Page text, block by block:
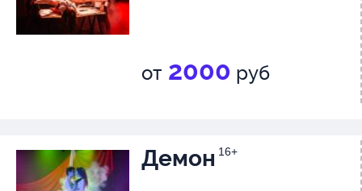
от 2000 руб
Демон 16+